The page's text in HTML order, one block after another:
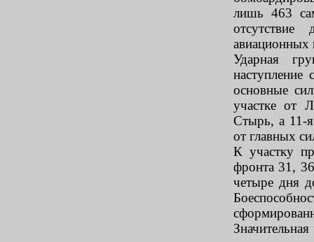
лишь 463
отсутствие
авиационных
Ударная
наступление
основные
участке от
Стырь, а 11-
от главных
К участку
фронта 31,
четыре дня